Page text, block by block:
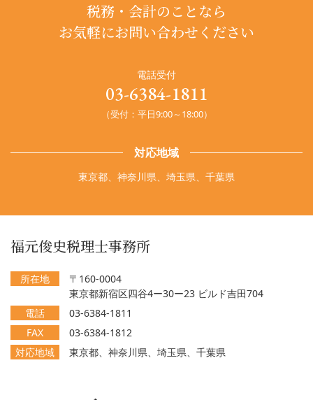
税務・会計のことなら
お気軽にお問い合わせください
電話受付
03-6384-1811
（受付：平日9:00～18:00）
対応地域
東京都、神奈川県、埼玉県、千葉県
福元俊史税理士事務所
所在地
〒160-0004
東京都新宿区四谷4ー30ー23 ビルド吉田704
電話
03-6384-1811
FAX
03-6384-1812
対応地域
東京都、神奈川県、埼玉県、千葉県